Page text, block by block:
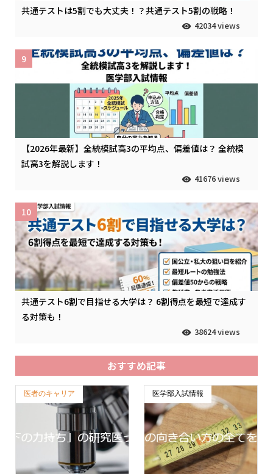
共通テストは5割でも大丈夫！？共通テスト5割の戦略！
42034 views
【2026年最新】全統模試高3の平均点、偏差値は？ 全統模
試高3を解説します！
41676 views
9
共通テスト6割で目指せる大学は？ 6割得点を最短で達成す
る対策も！
38624 views
10
おすすめ記事
医者のキャリア 医学部入試情報